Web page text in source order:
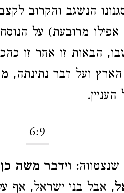
הנשגב והקרוב
אפילו מרובעת) על
הבאות זו אחר זו
ועל דבר נתינתה,
6:9
וידבר משה כן
, אבל בני ישראל, אף